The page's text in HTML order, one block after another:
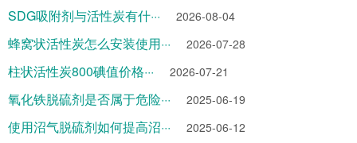
SDG吸附剂与活性炭有什··· 2026-08-04
蜂窝状活性炭怎么安装使用··· 2026-07-28
柱状活性炭800碘值价格··· 2026-07-21
氧化铁脱硫剂是否属于危险··· 2025-06-19
使用沼气脱硫剂如何提高沼··· 2025-06-12